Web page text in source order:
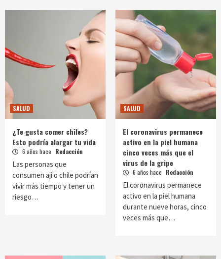
SALUD
¿Te gusta comer chiles?
Esto podría alargar tu vida
6 años hace Redacción
Las personas que
consumen ají o chile podrían
vivir más tiempo y tener un
riesgo…
SALUD
El coronavirus permanece
activo en la piel humana
cinco veces más que el
virus de la gripe
6 años hace Redacción
El coronavirus permanece
activo en la piel humana
durante nueve horas, cinco
veces más que…